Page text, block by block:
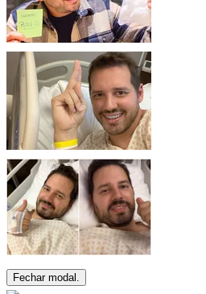
Fechar modal.